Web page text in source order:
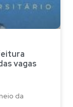
vagas
da